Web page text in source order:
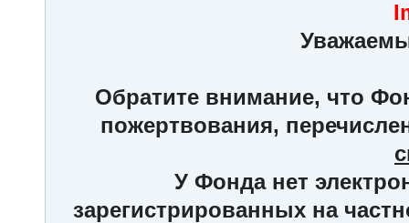
Обратите внимание, что
пожертвования,
У Фонда нет
зарегистрированных на